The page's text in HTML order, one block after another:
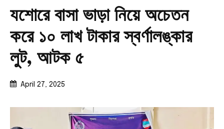
যশোরে বাসা ভাড়া নিয়ে অচেতন
করে ১০ লাখ টাকার স্বর্ণালঙ্কার
লুট, আটক ৫
April 27, 2025